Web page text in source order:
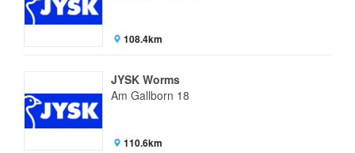
108.4km
JYSK Worms
Am Gallborn 18
110.6km